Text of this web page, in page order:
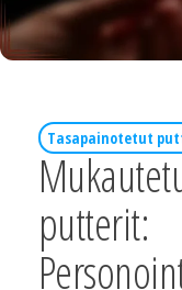
Tasapainotetut
putterit: